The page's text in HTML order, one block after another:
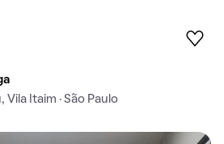
Itaim · São Paulo